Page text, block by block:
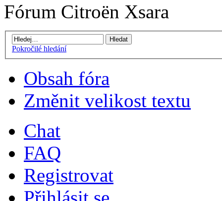
Fórum Citroën Xsara
Pokročilé hledání
Obsah fóra
Změnit velikost textu
Chat
FAQ
Registrovat